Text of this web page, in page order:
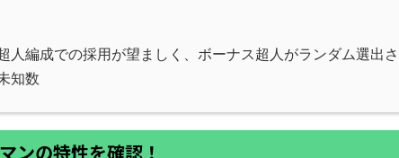
人編成での採用が望ましく、ボーナス超人がランダム選出さ
知数
ンの特性を確認！